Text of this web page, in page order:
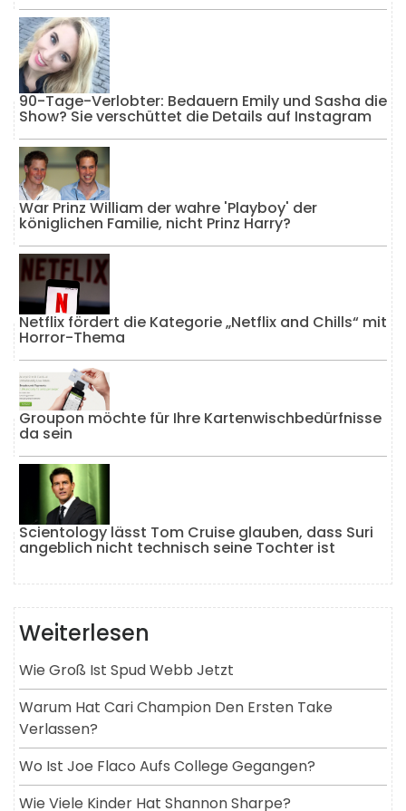
90-Tage-Verlobter: Bedauern Emily und Sasha die
Show? Sie verschüttet die Details auf Instagram
War Prinz William der wahre 'Playboy' der
königlichen Familie, nicht Prinz Harry?
Netflix fördert die Kategorie „Netflix and Chills“ mit
Horror-Thema
Groupon möchte für Ihre Kartenwischbedürfnisse
da sein
Scientology lässt Tom Cruise glauben, dass Suri
angeblich nicht technisch seine Tochter ist
Weiterlesen
Wie Groß Ist Spud Webb Jetzt
Warum Hat Cari Champion Den Ersten Take
Verlassen?
Wo Ist Joe Flaco Aufs College Gegangen?
Wie Viele Kinder Hat Shannon Sharpe?